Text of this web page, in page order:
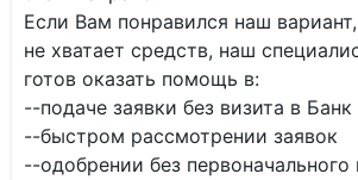
Если Вам понравился наш
не хватает средств, наш
готов оказать помощь в:
--подаче заявки без визита в Банк
--быстром рассмотрении заявок
--одобрении без первоначального